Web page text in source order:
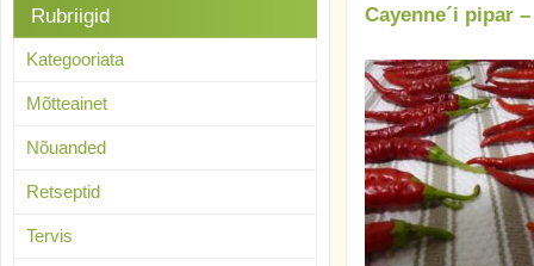
Cayenne´i pipar
Rubriigid
Kategooriata
Mõtteainet
Nõuanded
Retseptid
Tervis